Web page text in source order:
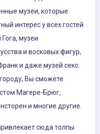
музеи, которые
интерес у всех гостей
музеи
и восковых фигур,
и даже музей секс.
Вы сможете
Магере-Брюг,
и многие другие.
сюда толпы